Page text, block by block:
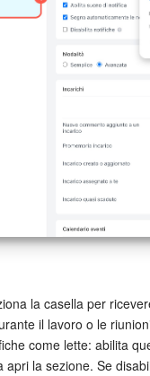
la casella per
il lavoro o le
come lette: abilita
la sezione. Se